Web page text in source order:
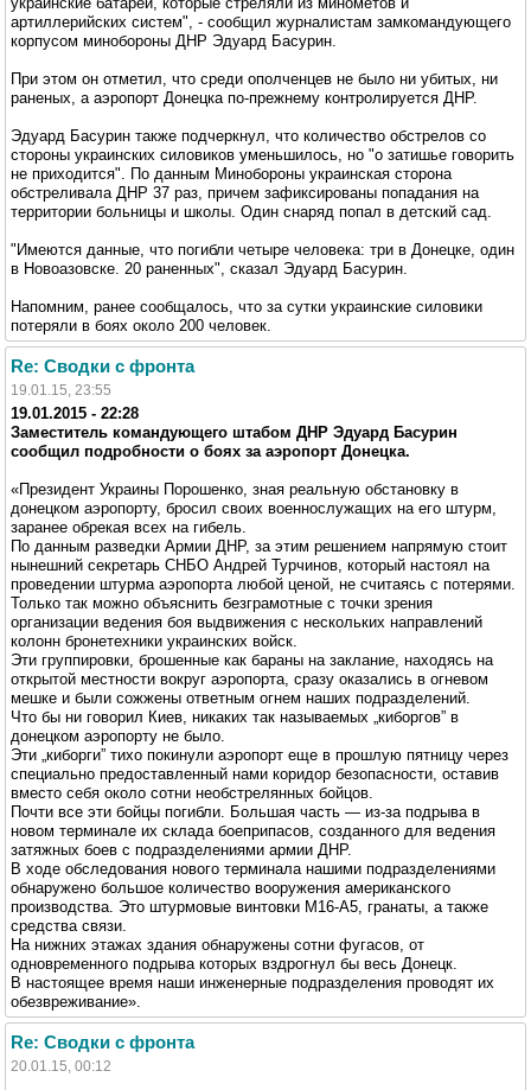
артиллерийских систем", - сообщил журналистам замкомандующего
корпусом минобороны ДНР Эдуард Басурин.
При этом он отметил, что среди ополченцев не было ни убитых, ни
раненых, а аэропорт Донецка по-прежнему контролируется ДНР.
Эдуард Басурин также подчеркнул, что количество обстрелов со
стороны украинских силовиков уменьшилось, но "о затишье говорить
не приходится". По данным Минобороны украинская сторона
обстреливала ДНР 37 раз, причем зафиксированы попадания на
территории больницы и школы. Один снаряд попал в детский сад.
"Имеются данные, что погибли четыре человека: три в Донецке, один
в Новоазовске. 20 раненных", сказал Эдуард Басурин.
Напомним, ранее сообщалось, что за сутки украинские силовики
потеряли в боях около 200 человек.
Re: Сводки с фронта
19.01.15, 23:55
19.01.2015 - 22:28
Заместитель командующего штабом ДНР Эдуард Басурин
сообщил подробности о боях за аэропорт Донецка.
«Президент Украины Порошенко, зная реальную обстановку в
донецком аэропорту, бросил своих военнослужащих на его штурм,
заранее обрекая всех на гибель.
По данным разведки Армии ДНР, за этим решением напрямую стоит
нынешний секретарь СНБО Андрей Турчинов, который настоял на
проведении штурма аэропорта любой ценой, не считаясь с потерями.
Только так можно объяснить безграмотные с точки зрения
организации ведения боя выдвижения с нескольких направлений
колонн бронетехники украинских войск.
Эти группировки, брошенные как бараны на заклание, находясь на
открытой местности вокруг аэропорта, сразу оказались в огневом
мешке и были сожжены ответным огнем наших подразделений.
Что бы ни говорил Киев, никаких так называемых „киборгов” в
донецком аэропорту не было.
Эти „киборги” тихо покинули аэропорт еще в прошлую пятницу через
специально предоставленный нами коридор безопасности, оставив
вместо себя около сотни необстрелянных бойцов.
Почти все эти бойцы погибли. Большая часть — из-за подрыва в
новом терминале их склада боеприпасов, созданного для ведения
затяжных боев с подразделениями армии ДНР.
В ходе обследования нового терминала нашими подразделениями
обнаружено большое количество вооружения американского
производства. Это штурмовые винтовки М16-А5, гранаты, а также
средства связи.
На нижних этажах здания обнаружены сотни фугасов, от
одновременного подрыва которых вздрогнул бы весь Донецк.
В настоящее время наши инженерные подразделения проводят их
обезвреживание».
Re: Сводки с фронта
20.01.15, 00:12